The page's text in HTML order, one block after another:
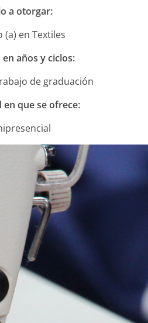
NOTICIAS
a otorgar:
(a) en Textiles
años y ciclos:
de graduación
en que se ofrece: